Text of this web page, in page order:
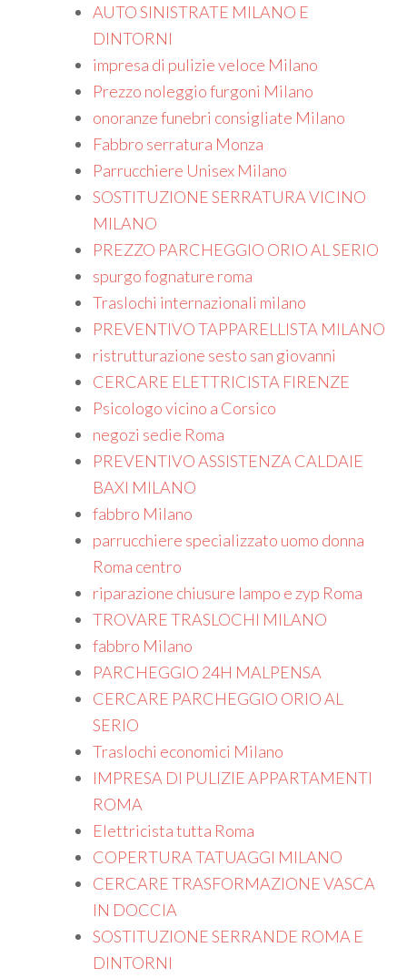
AUTO SINISTRATE MILANO E
DINTORNI
impresa di pulizie veloce Milano
Prezzo noleggio furgoni Milano
onoranze funebri consigliate Milano
Fabbro serratura Monza
Parrucchiere Unisex Milano
SOSTITUZIONE SERRATURA VICINO
MILANO
PREZZO PARCHEGGIO ORIO AL SERIO
spurgo fognature roma
Traslochi internazionali milano
PREVENTIVO TAPPARELLISTA MILANO
ristrutturazione sesto san giovanni
CERCARE ELETTRICISTA FIRENZE
Psicologo vicino a Corsico
negozi sedie Roma
PREVENTIVO ASSISTENZA CALDAIE
BAXI MILANO
fabbro Milano
parrucchiere specializzato uomo donna
Roma centro
riparazione chiusure lampo e zyp Roma
TROVARE TRASLOCHI MILANO
fabbro Milano
PARCHEGGIO 24H MALPENSA
CERCARE PARCHEGGIO ORIO AL
SERIO
Traslochi economici Milano
IMPRESA DI PULIZIE APPARTAMENTI
ROMA
Elettricista tutta Roma
COPERTURA TATUAGGI MILANO
CERCARE TRASFORMAZIONE VASCA
IN DOCCIA
SOSTITUZIONE SERRANDE ROMA E
DINTORNI